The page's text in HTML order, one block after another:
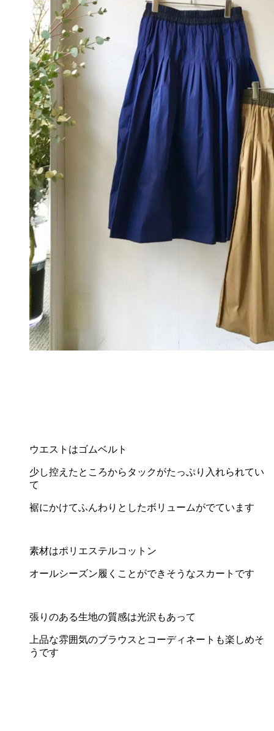
ウエストはゴムベルト
少し控えたところからタックがたっぷり入れられてい
て
裾にかけてふんわりとしたボリュームがでています
素材はポリエステルコットン
オールシーズン履くことができそうなスカートです
張りのある生地の質感は光沢もあって
上品な雰囲気のブラウスとコーディネートも楽しめそ
うです